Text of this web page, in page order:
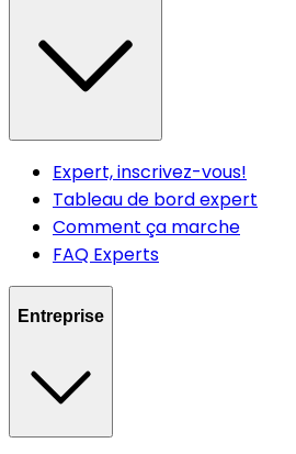
Expert, inscrivez-vous!
Tableau de bord expert
Comment ça marche
FAQ Experts
Entreprise